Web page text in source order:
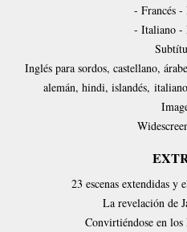
- Francés
- Italiano -
Inglés para sordos, castellano,
alemán, hindi, islandés,
23 escenas extendidas
La revelación de
Convirtiéndose en